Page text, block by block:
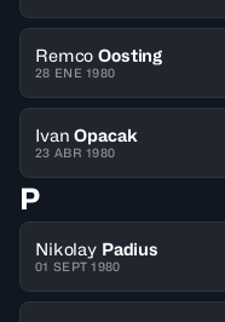
Remco Oosting
28 ENE 1980
Ivan Opacak
23 ABR 1980
P
Nikolay Padius
01 SEPT 1980